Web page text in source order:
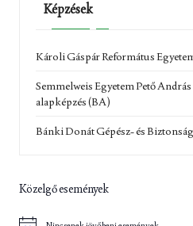
Képzések
Károli Gáspár Református
Semmelweis Egyetem Pető
alapképzés (BA)
Bánki Donát Gépész- és
Közelgő események